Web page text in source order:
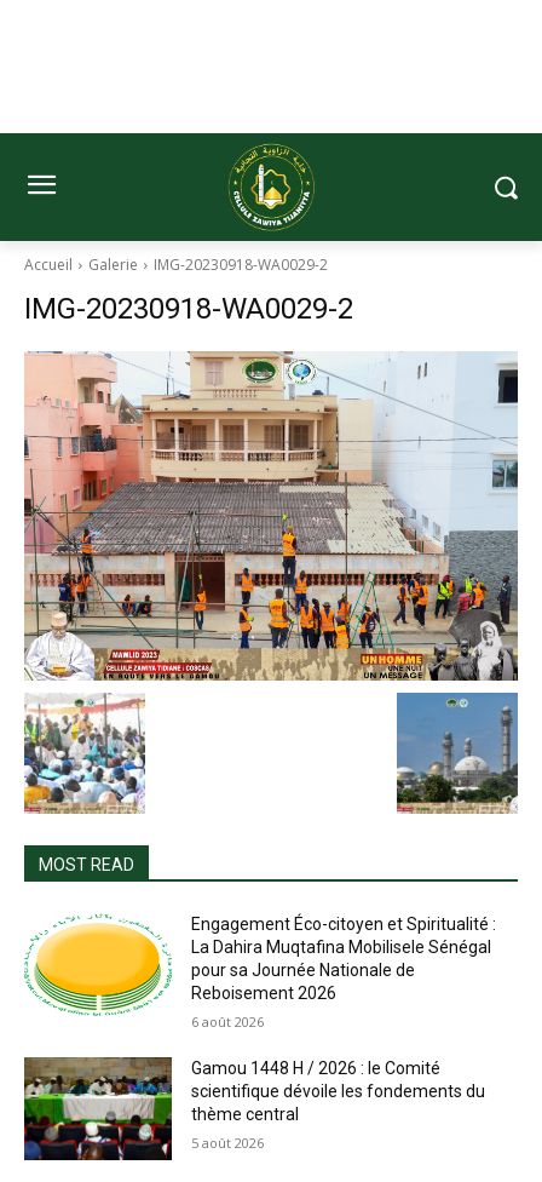
Accueil Galerie IMG-20230918-WA0029-2
IMG-20230918-WA0029-2
MOST READ
Engagement Éco-citoyen et Spiritualité :
La Dahira Muqtafina Mobilisele Sénégal
pour sa Journée Nationale de
Reboisement 2026
6 août 2026
Gamou 1448 H / 2026 : le Comité
scientifique dévoile les fondements du
thème central
5 août 2026